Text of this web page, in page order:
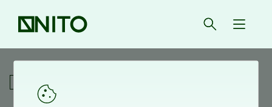
Forsiden Åpne søk
{
NITO deltar i Pride-paraden
Sosialt